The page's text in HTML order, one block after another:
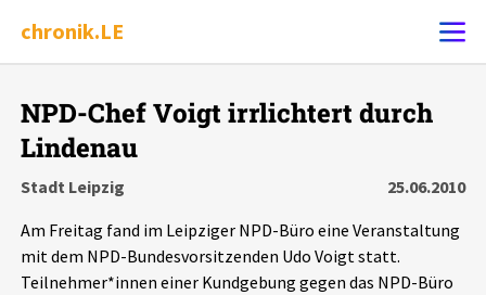
chronik.LE
Ereignis melden
Chronik
Dossiers
NPD-Chef Voigt irrlichtert durch
Lindenau
Stadt Leipzig
25.06.2010
Am Freitag fand im Leipziger NPD-Büro eine Veranstaltung
mit dem NPD-Bundesvorsitzenden Udo Voigt statt.
Teilnehmer*innen einer Kundgebung gegen das NPD-Büro
Alle Ereignisse
7502Ereignisse
Ereignisse
Exportieren ? Filter Erklärungen